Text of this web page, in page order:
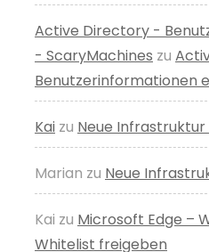
Active Directory -
- ScaryMachines zu
Benutzerinformationen
Kai zu Neue
Marian zu Neue
Kai zu Microsoft Edge –
Whitelist freigeben